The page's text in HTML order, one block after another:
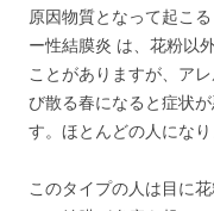
原因物質となって起こ
ー性結膜炎 は、花粉以
ことがありますが、ア
び散る春になると症状
す。ほとんどの人になり
このタイプの人は目に